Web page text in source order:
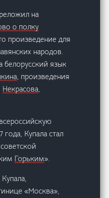
на
о полку
произведение для
народов.
язык
, произведения
Некрасова,
года, Купала стал
Горьким».
«Москва»,